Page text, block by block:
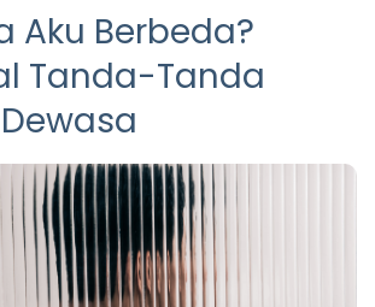
Aku Berbeda?
Tanda-Tanda